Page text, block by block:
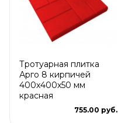
Тротуарная плитка
Арго 8 кирпичей
400x400x50 мм
красная
755.00 руб.